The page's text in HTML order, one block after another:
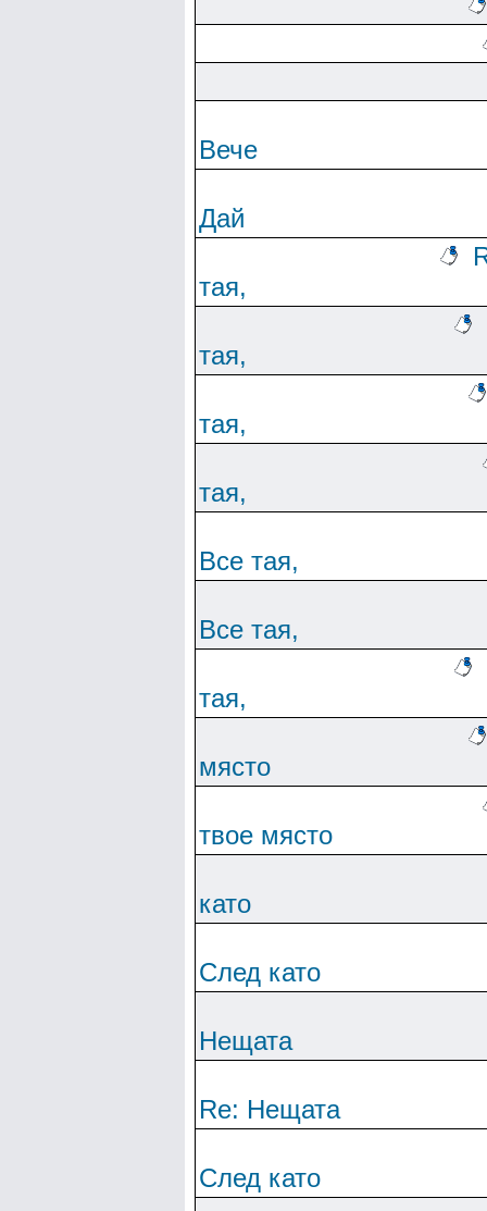
Вече
Дай
тая,
тая,
тая,
тая,
Все тая,
Все тая,
тая,
място
твое място
като
След като
Нещата
Re: Нещата
След като